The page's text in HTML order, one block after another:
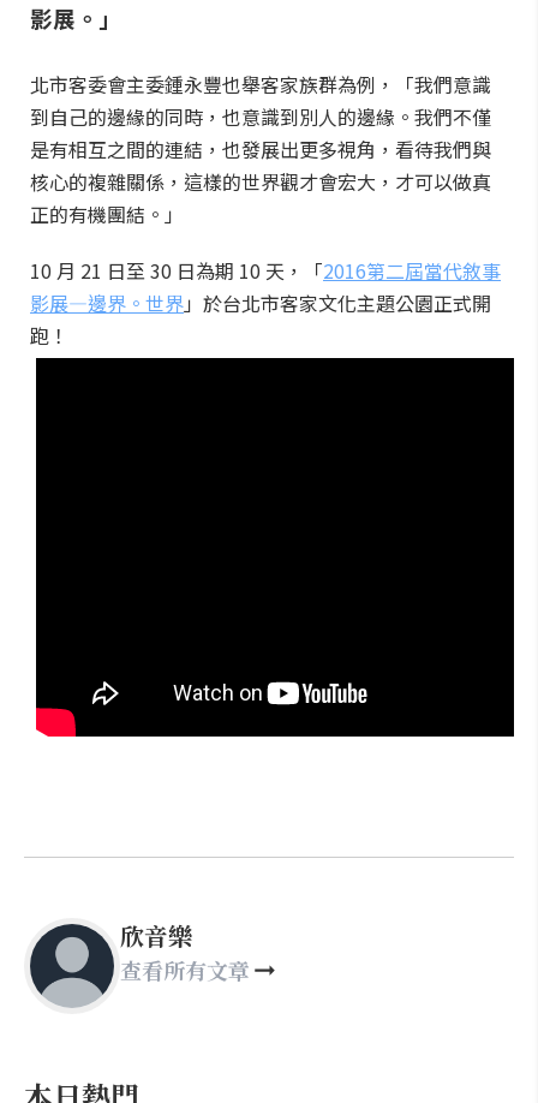
影展。」
北市客委會主委鍾永豐也舉客家族群為例，「我們意識
到自己的邊緣的同時，也意識到別人的邊緣。我們不僅
是有相互之間的連結，也發展出更多視角，看待我們與
核心的複雜關係，這樣的世界觀才會宏大，才可以做真
正的有機團結。」
10 月 21 日至 30 日為期 10 天，「2016第二屆當代敘事
影展—邊界。世界」於台北市客家文化主題公園正式開
跑！
欣音樂
查看所有文章